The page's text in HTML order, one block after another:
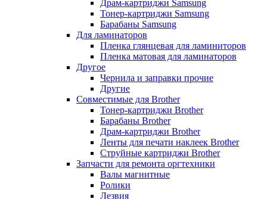
Драм-картриджи Samsung
Тонер-картриджи Samsung
Барабаны Samsung
Для ламинаторов
Пленка глянцевая для ламиниторов
Пленка матовая для ламинаторов
Другое
Чернила и заправки прочие
Другие
Совместимые для Brother
Тонер-картриджи Brother
Барабаны Brother
Драм-картриджи Brother
Ленты для печати наклеек Brother
Струйные картриджи Brother
Запчасти для ремонта оргтехники
Валы магнитные
Ролики
Лезвия